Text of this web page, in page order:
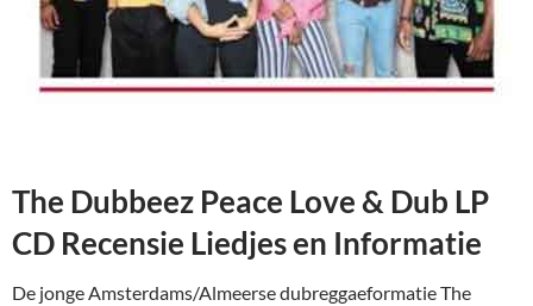
The Dubbeez Peace Love & Dub LP
CD Recensie Liedjes en Informatie
De jonge Amsterdams/Almeerse dubreggaeformatie The